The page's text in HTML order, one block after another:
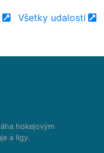
Všetky udalosti
hokejovým
a ligy.